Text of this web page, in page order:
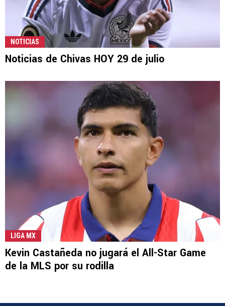
NOTICIAS
Noticias de Chivas HOY 29 de julio
LIGA MX
Kevin Castañeda no jugará el All-Star Game
de la MLS por su rodilla